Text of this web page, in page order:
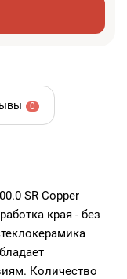
0
SR Copper
края - без
Количество